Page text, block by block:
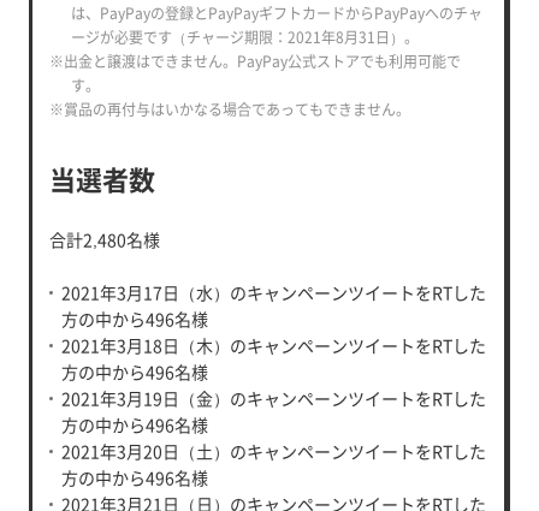
は、PayPayの登録とPayPayギフトカードからPayPayへのチャ
ージが必要です（チャージ期限：2021年8月31日）。
※出金と譲渡はできません。PayPay公式ストアでも利用可能で
す。
※賞品の再付与はいかなる場合であってもできません。
当選者数
合計2,480名様
2021年3月17日（水）のキャンペーンツイートをRTした
方の中から496名様
2021年3月18日（木）のキャンペーンツイートをRTした
方の中から496名様
2021年3月19日（金）のキャンペーンツイートをRTした
方の中から496名様
2021年3月20日（土）のキャンペーンツイートをRTした
方の中から496名様
2021年3月21日（日）のキャンペーンツイートをRTした